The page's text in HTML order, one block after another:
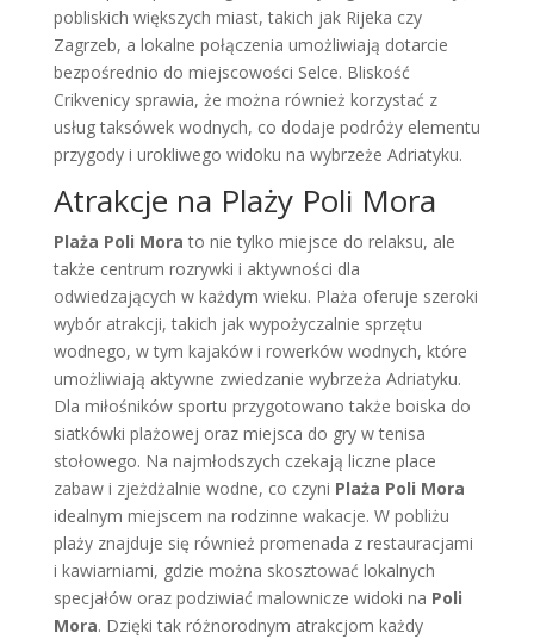
pobliskich większych miast, takich jak Rijeka czy
Zagrzeb, a lokalne połączenia umożliwiają dotarcie
bezpośrednio do miejscowości Selce. Bliskość
Crikvenicy sprawia, że można również korzystać z
usług taksówek wodnych, co dodaje podróży elementu
przygody i urokliwego widoku na wybrzeże Adriatyku.
Atrakcje na Plaży Poli Mora
Plaża Poli Mora to nie tylko miejsce do relaksu, ale
także centrum rozrywki i aktywności dla
odwiedzających w każdym wieku. Plaża oferuje szeroki
wybór atrakcji, takich jak wypożyczalnie sprzętu
wodnego, w tym kajaków i rowerków wodnych, które
umożliwiają aktywne zwiedzanie wybrzeża Adriatyku.
Dla miłośników sportu przygotowano także boiska do
siatkówki plażowej oraz miejsca do gry w tenisa
stołowego. Na najmłodszych czekają liczne place
zabaw i zjeżdżalnie wodne, co czyni Plaża Poli Mora
idealnym miejscem na rodzinne wakacje. W pobliżu
plaży znajduje się również promenada z restauracjami
i kawiarniami, gdzie można skosztować lokalnych
specjałów oraz podziwiać malownicze widoki na Poli
Mora. Dzięki tak różnorodnym atrakcjom każdy